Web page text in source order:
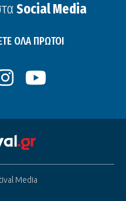
Social Media
ΟΛΑ ΠΡΩΤΟΙ
Media